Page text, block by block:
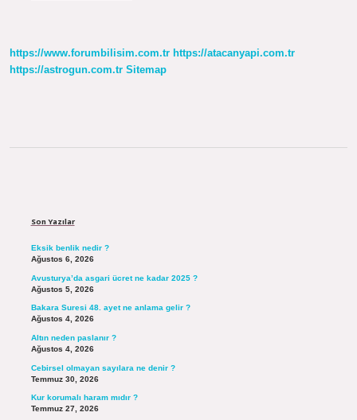
https://www.forumbilisim.com.tr https://atacanyapi.com.tr
https://astrogun.com.tr Sitemap
Son Yazılar
Eksik benlik nedir ?
Ağustos 6, 2026
Avusturya’da asgari ücret ne kadar 2025 ?
Ağustos 5, 2026
Bakara Suresi 48. ayet ne anlama gelir ?
Ağustos 4, 2026
Altın neden paslanır ?
Ağustos 4, 2026
Cebirsel olmayan sayılara ne denir ?
Temmuz 30, 2026
Kur korumalı haram mıdır ?
Temmuz 27, 2026